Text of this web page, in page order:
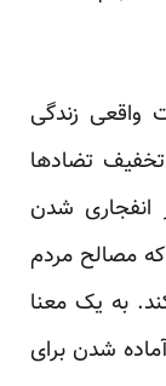
واقعی زندگی
تضادها
انفجاری شدن
مصالح مردم
به یک معنا
شدن برای